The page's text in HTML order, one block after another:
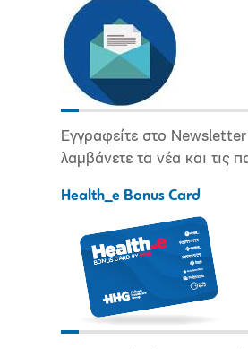
Εγγραφείτε στο
λαμβάνετε τα νέα και τις
Health_e Bonus Card